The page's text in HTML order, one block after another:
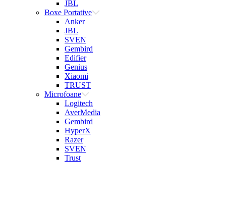
JBL
Boxe Portative
Anker
JBL
SVEN
Gembird
Edifier
Genius
Xiaomi
TRUST
Microfoane
Logitech
AverMedia
Gembird
HyperX
Razer
SVEN
Trust